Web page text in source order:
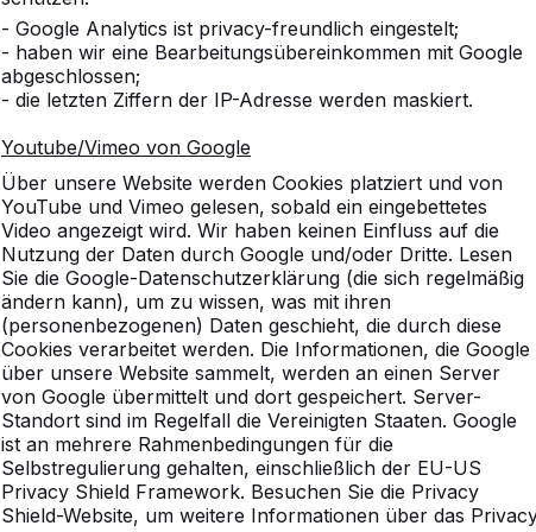
- Google Analytics ist privacy-freundlich eingestelt;
- haben wir eine Bearbeitungsübereinkommen mit Google
abgeschlossen;
- die letzten Ziffern der IP-Adresse werden maskiert.
Youtube/Vimeo von Google
Über unsere Website werden Cookies platziert und von
YouTube und Vimeo gelesen, sobald ein eingebettetes
Video angezeigt wird. Wir haben keinen Einfluss auf die
Nutzung der Daten durch Google und/oder Dritte. Lesen
Sie die Google-Datenschutzerklärung (die sich regelmäßig
ändern kann), um zu wissen, was mit ihren
(personenbezogenen) Daten geschieht, die durch diese
Cookies verarbeitet werden. Die Informationen, die Google
über unsere Website sammelt, werden an einen Server
von Google übermittelt und dort gespeichert. Server-
Standort sind im Regelfall die Vereinigten Staaten. Google
ist an mehrere Rahmenbedingungen für die
Selbstregulierung gehalten, einschließlich der EU-US
Privacy Shield Framework. Besuchen Sie die Privacy
Shield-Website, um weitere Informationen über das